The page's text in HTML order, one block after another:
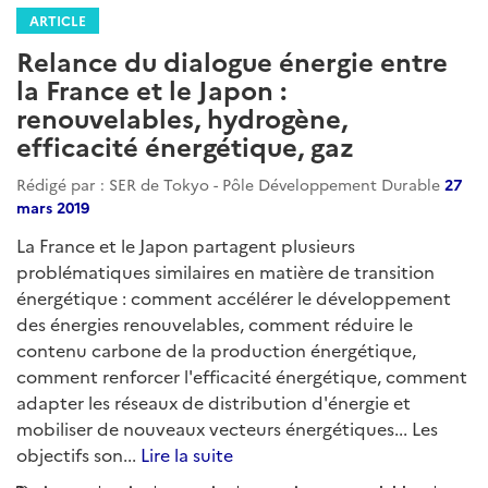
entreprises
climat-attenuation
energie
energies-renouvelables
energie-reseaux
electricite
energie-nucleaire
transports
automobile
transport-aerien
transport-ferroviaire
construction
batiment-logement
ville-intelligente ville-durable